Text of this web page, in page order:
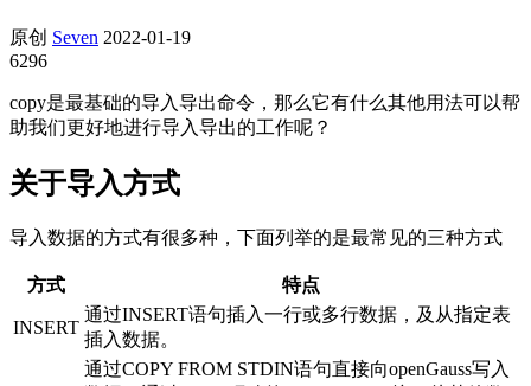
原创 Seven 2022-01-19
6296
copy是最基础的导入导出命令，那么它有什么其他用法可以帮
助我们更好地进行导入导出的工作呢？
关于导入方式
导入数据的方式有很多种，下面列举的是最常见的三种方式
方式 特点
INSERT
通过INSERT语句插入一行或多行数据，及从指定表
插入数据。
通过COPY FROM STDIN语句直接向openGauss写入